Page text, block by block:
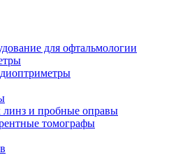
для офтальмологии
и пробные оправы
томографы